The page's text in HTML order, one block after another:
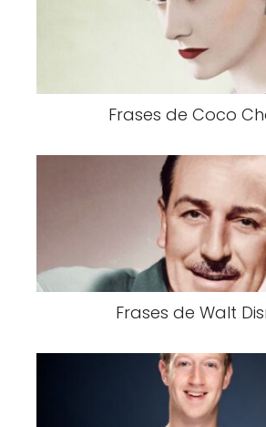
Frases de Coco
Frases de Walt